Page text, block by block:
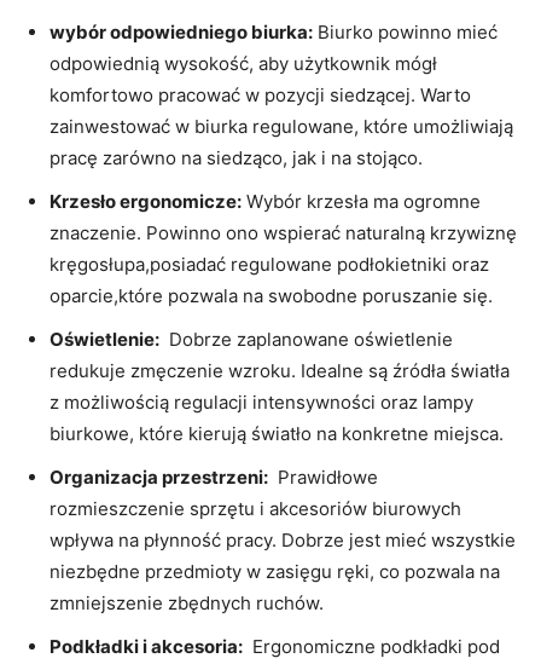
wybór odpowiedniego​ biurka: Biurko powinno ‍mieć
odpowiednią wysokość, ​aby ​użytkownik mógł⁣
komfortowo pracować ⁣w pozycji ⁢siedzącej. Warto⁢
zainwestować w biurka ⁤regulowane, które umożliwiają
pracę ⁤zarówno na⁢ siedząco, jak i na stojąco.
Krzesło ergonomicze: Wybór krzesła ma ogromne
znaczenie. ​Powinno ono‌ wspierać ⁤naturalną krzywiznę
kręgosłupa,posiadać regulowane ⁣podłokietniki oraz
oparcie,które pozwala na⁢ swobodne poruszanie się.
Oświetlenie: ⁣ Dobrze⁢ zaplanowane oświetlenie
redukuje zmęczenie⁢ wzroku. Idealne są źródła światła
z możliwością regulacji intensywności oraz lampy
‍biurkowe, które kierują światło​ na konkretne miejsca.
Organizacja przestrzeni: ⁢ Prawidłowe
rozmieszczenie ⁢sprzętu i ‌akcesoriów ⁤biurowych
wpływa na płynność ‍pracy. Dobrze jest mieć wszystkie
​niezbędne przedmioty‍ w zasięgu ręki, co pozwala na
zmniejszenie zbędnych ​ruchów.
Podkładki i akcesoria: ‍ Ergonomiczne⁣ podkładki pod